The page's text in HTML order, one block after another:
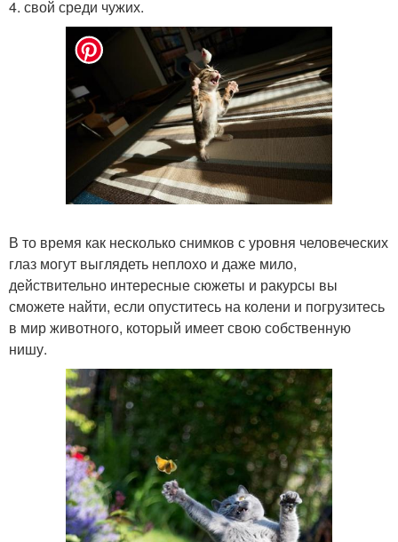
4. свой среди чужих.
В то время как несколько снимков с уровня человеческих
глаз могут выглядеть неплохо и даже мило,
действительно интересные сюжеты и ракурсы вы
сможете найти, если опуститесь на колени и погрузитесь
в мир животного, который имеет свою собственную
нишу.